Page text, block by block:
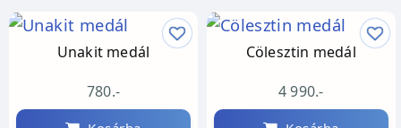
Unakit medál
780.-
Cölesztin medál
4 990.-